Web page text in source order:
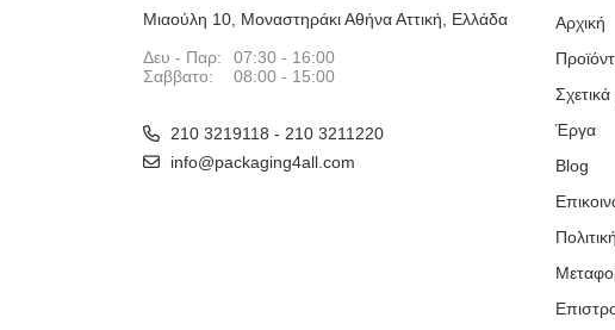
Μιαούλη 10, Μοναστηράκι Αθήνα Αττική, Ελλάδα
Δευ - Παρ:
Σαββατο:
07:30 - 16:00
08:00 - 15:00
210 3219118 - 210 3211220
info@packaging4all.com
Αρχική
Έργα
Blog